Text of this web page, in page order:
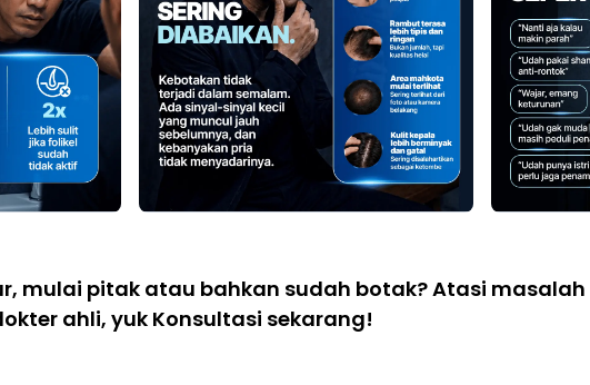
mulai pitak atau bahkan sudah botak? Atasi masalah
ahli, yuk Konsultasi sekarang!